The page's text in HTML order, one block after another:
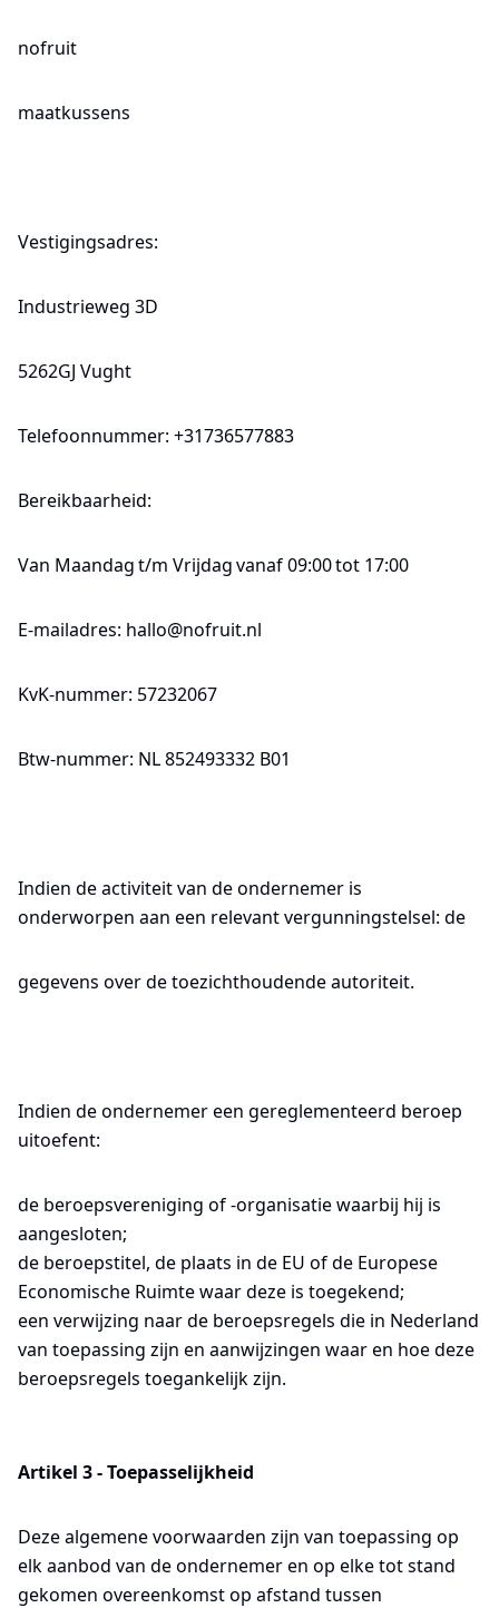
nofruit
maatkussens
Vestigingsadres:
Industrieweg 3D
5262GJ Vught
Telefoonnummer: +31736577883
Bereikbaarheid:
Van Maandag t/m Vrijdag vanaf 09:00 tot 17:00
E-mailadres: hallo@nofruit.nl
KvK-nummer: 57232067
Btw-nummer: NL 852493332 B01
Indien de activiteit van de ondernemer is
onderworpen aan een relevant vergunningstelsel: de
gegevens over de toezichthoudende autoriteit.
Indien de ondernemer een gereglementeerd beroep
uitoefent:
de beroepsvereniging of -organisatie waarbij hij is
aangesloten;
de beroepstitel, de plaats in de EU of de Europese
Economische Ruimte waar deze is toegekend;
een verwijzing naar de beroepsregels die in Nederland
van toepassing zijn en aanwijzingen waar en hoe deze
beroepsregels toegankelijk zijn.
Artikel 3 - Toepasselijkheid
Deze algemene voorwaarden zijn van toepassing op
elk aanbod van de ondernemer en op elke tot stand
gekomen overeenkomst op afstand tussen